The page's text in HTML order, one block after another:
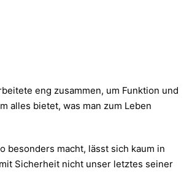
eng zusammen, um Funktion und
alles bietet, was man zum Leben
besonders macht, lässt sich kaum in
Sicherheit nicht unser letztes seiner